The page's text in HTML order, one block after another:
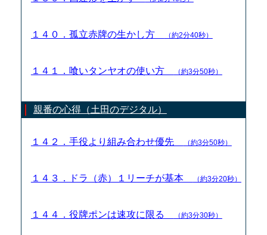
１４０．孤立赤牌の生かし方 （約2分40秒）
１４１．喰いタンヤオの使い方 （約3分50秒）
親番の心得（土田のデジタル）
１４２．手役より組み合わせ優先 （約3分50秒）
１４３．ドラ（赤）１リーチが基本 （約3分20秒）
１４４．役牌ポンは速攻に限る （約3分30秒）